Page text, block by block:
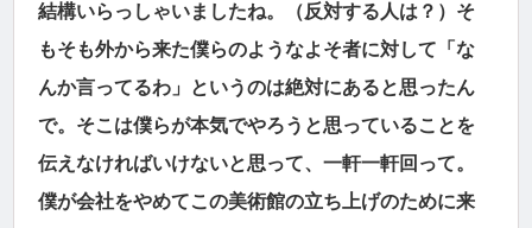
結構いらっしゃいましたね。（反対する人は？）そ
もそも外から来た僕らのようなよそ者に対して「な
んか言ってるわ」というのは絶対にあると思ったん
で。そこは僕らが本気でやろうと思っていることを
伝えなければいけないと思って、一軒一軒回って。
僕が会社をやめてこの美術館の立ち上げのために来